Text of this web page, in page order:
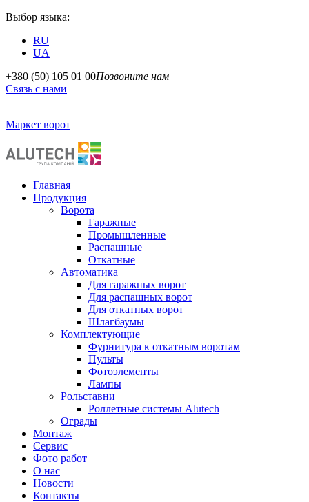
Выбор языка:
RU
UA
+380 (50) 105 01 00Позвоните нам
Связь с нами
Маркет ворот
Главная
Продукция
Ворота
Гаражные
Промышленные
Распашные
Откатные
Автоматика
Для гаражных ворот
Для распашных ворот
Для откатных ворот
Шлагбаумы
Комплектующие
Фурнитура к откатным воротам
Пульты
Фотоэлементы
Лампы
Рольставни
Роллетные системы Alutech
Ограды
Монтаж
Сервис
Фото работ
О нас
Новости
Контакты